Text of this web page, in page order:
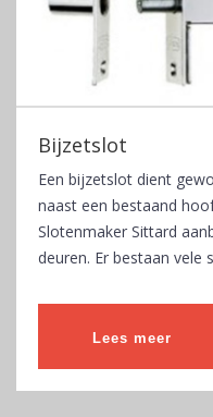
Bijzetslot
Een bijzetslot dient
naast een bestaand
Slotenmaker Sittard
deuren. Er bestaan vele
Lees meer